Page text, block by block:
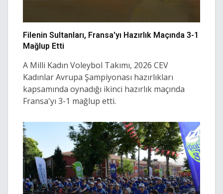
Filenin Sultanları, Fransa'yı Hazırlık Maçında 3-1
Mağlup Etti
A Milli Kadın Voleybol Takımı, 2026 CEV
Kadınlar Avrupa Şampiyonası hazırlıkları
kapsamında oynadığı ikinci hazırlık maçında
Fransa'yı 3-1 mağlup etti.